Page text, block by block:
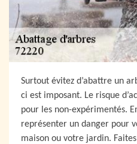
Surtout évitez d’abattre un
ci est imposant. Le risque
pour les non-expérimentés.
représenter un danger pour
maison ou votre jardin.